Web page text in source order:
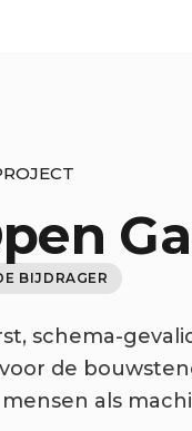
BIJDRAGER
schema-
de
als